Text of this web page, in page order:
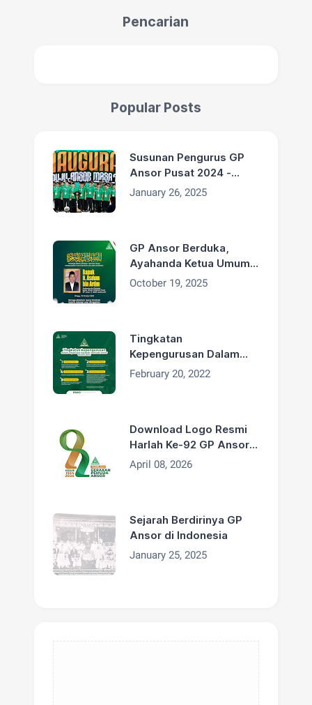
Pencarian
Popular Posts
Susunan Pengurus GP
Ansor Pusat 2024 -
2029
January 26, 2025
GP Ansor Berduka,
Ayahanda Ketua Umum
H. Addin Jauharudin,
October 19, 2025
Tingkatan
Kepengurusan Dalam
Organisasi GP Ansor
February 20, 2022
Download Logo Resmi
Harlah Ke-92 GP Ansor
Tahun 2026
April 08, 2026
Sejarah Berdirinya GP
Ansor di Indonesia
January 25, 2025